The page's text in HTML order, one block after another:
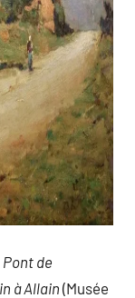
Pont de
à Allain(Musée